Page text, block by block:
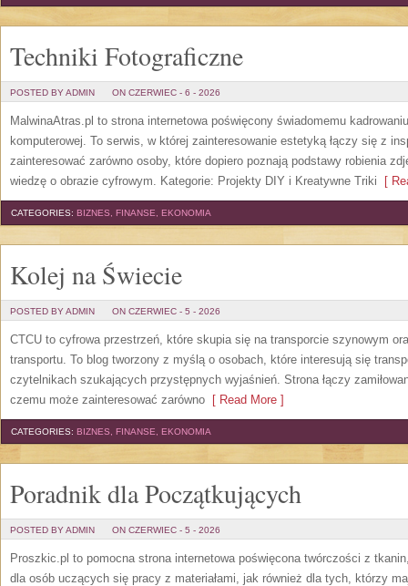
Techniki Fotograficzne
POSTED BY ADMIN ON CZERWIEC - 6 - 2026
MalwinaAtras.pl to strona internetowa poświęcony świadomemu
komputerowej. To serwis, w której zainteresowanie estetyką łączy się z
zainteresować zarówno osoby, które dopiero poznają podstawy robienia
wiedzę o obrazie cyfrowym. Kategorie: Projekty DIY i Kreatywne Triki [
CATEGORIES: BIZNES, FINANSE, EKONOMIA
Kolej na Świecie
POSTED BY ADMIN ON CZERWIEC - 5 - 2026
CTCU to cyfrowa przestrzeń, które skupia się na transporcie szynowym
transportu. To blog tworzony z myślą o osobach, które interesują się
czytelnikach szukających przystępnych wyjaśnień. Strona łączy
czemu może zainteresować zarówno [ Read More ]
CATEGORIES: BIZNES, FINANSE, EKONOMIA
Poradnik dla Początkujących
POSTED BY ADMIN ON CZERWIEC - 5 - 2026
Proszkic.pl to pomocna strona internetowa poświęcona twórczości z
dla osób uczących się pracy z materiałami, jak również dla tych, którzy